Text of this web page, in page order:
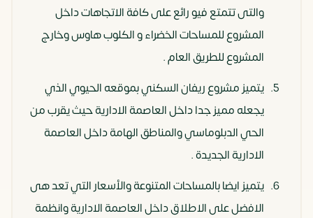
والتى تتمتع فيو رائع على كافة الاتجاهات داخل
المشروع للمساحات الخضراء و الكلوب هاوس وخارج
المشروع للطريق العام .
يتميز مشروع ريفان السكني بموقعه الحيوي الذي
يجعله مميز جدا داخل العاصمة الادارية حيث يقرب من
الحي الدبلوماسي والمناطق الهامة داخل العاصمة
الادارية الجديدة .
يتميز ايضا بالمساحات المتنوعة والأسعار التي تعد هى
الافضل على الاطلاق داخل العاصمة الادارية وانظمة